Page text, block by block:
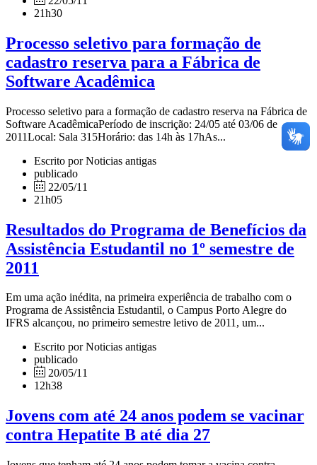
21h30
Processo seletivo para formação de
cadastro reserva para a Fábrica de
Software Acadêmica
Processo seletivo para a formação de cadastro reserva na Fábrica de
Software AcadêmicaPeríodo de inscrição: 24/05 até 03/06 de
2011Local: Sala 315Horário: das 14h às 17hAs...
Escrito por Noticias antigas
publicado
22/05/11
21h05
Resultados do Programa de Benefícios da
Assistência Estudantil no 1º semestre de
2011
Em uma ação inédita, na primeira experiência de trabalho com o
Programa de Assistência Estudantil, o Campus Porto Alegre do
IFRS alcançou, no primeiro semestre letivo de 2011, um...
Escrito por Noticias antigas
publicado
20/05/11
12h38
Jovens com até 24 anos podem se vacinar
contra Hepatite B até dia 27